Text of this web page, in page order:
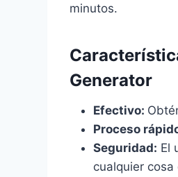
minutos.
Generator
Efectivo:
Proceso
Seguridad: El
cualquier